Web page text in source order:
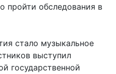
пройти обследования в
стало музыкальное
выступил
государственной